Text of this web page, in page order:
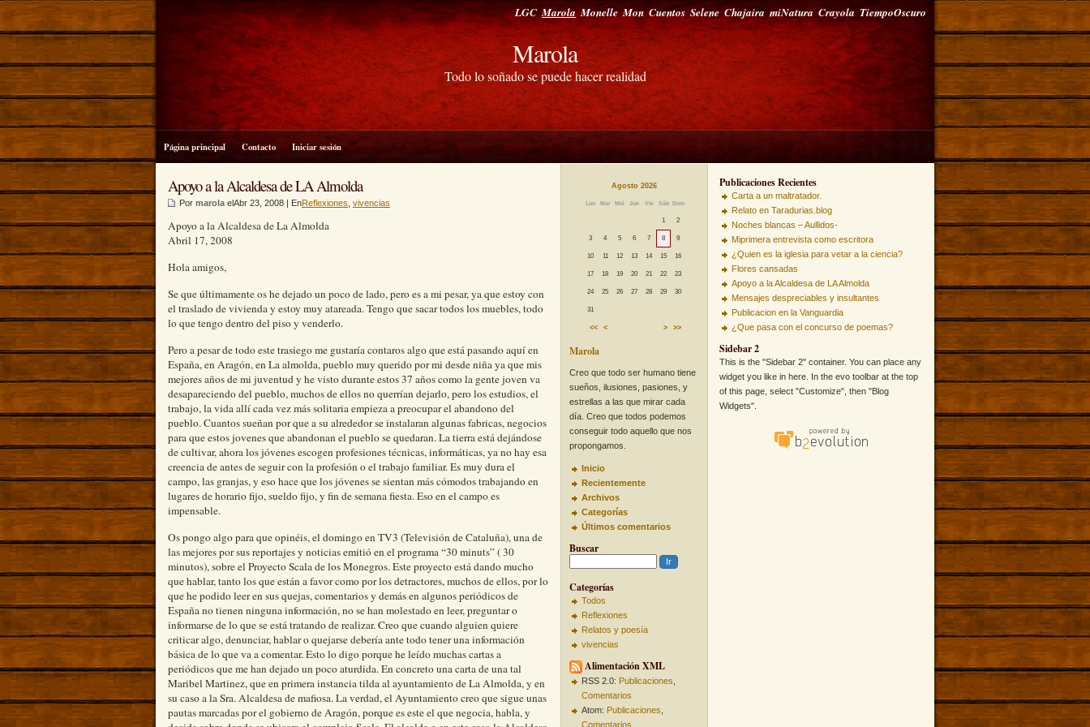
LGC Marola Monelle Mon Cuentos Selene Chajaira miNatura Crayola TiempoOscuro
Marola
Todo lo soñado se puede hacer realidad
Página principal Contacto Iniciar sesión
Agosto 2026
Lun Mar Mié Jue Vie Sáb Dom
1 2
3 4 5 6 7 8 9
10 11 12 13 14 15 16
17 18 19 20 21 22 23
24 25 26 27 28 29 30
31
<< < > >>
Marola
Creo que todo ser humano tiene
sueños, ilusiones, pasiones, y
estrellas a las que mirar cada
día. Creo que todos podemos
conseguir todo aquello que nos
propongamos.
Inicio
Recientemente
Archivos
Categorías
Últimos comentarios
Buscar
Categorías
Todos
vivencias
RSS 2.0:Publicaciones
Comentarios
Atom:Publicaciones
Comentarios
Apoyo a la Alcaldesa de LA
Almolda
Por marolaelAbr 23, 2008 | En
Apoyo a la Alcaldesa de La Almolda
Hola amigos,
Se que últimamente os he dejado un poco de lado, pero es a mi pesar, ya que estoy con
el traslado de vivienda y estoy muy atareada. Tengo que sacar todos los muebles, todo
lo que tengo dentro del piso y venderlo.
Pero a pesar de todo este trasiego me gustaría contaros algo que está pasando aquí en
España, en Aragón, en La almolda, pueblo muy querido por mi desde niña ya que mis
mejores años de mi juventud y he visto durante estos 37 años como la gente joven va
desapareciendo del pueblo, muchos de ellos no querrían dejarlo, pero los estudios, el
trabajo, la vida allí cada vez más solitaria empieza a preocupar el abandono del
pueblo. Cuantos sueñan por que a su alrededor se instalaran algunas fabricas, negocios
para que estos jovenes que abandonan el pueblo se quedaran. La tierra está dejándose
de cultivar, ahora los jóvenes escogen profesiones técnicas, informáticas, ya no hay esa
creencia de antes de seguir con la profesión o el trabajo familiar. Es muy dura el
campo, las granjas, y eso hace que los jóvenes se sientan más cómodos trabajando en
lugares de horario fijo, sueldo fijo, y fin de semana fiesta. Eso en el campo es
impensable.
Os pongo algo para que opinéis, el domingo en TV3 (Televisión de Cataluña), una de
las mejores por sus reportajes y noticias emitió en el programa “30 minuts” ( 30
minutos), sobre el Proyecto Scala de los Monegros. Este proyecto está dando mucho
que hablar, tanto los que están a favor como por los detractores, muchos de ellos, por lo
que he podido leer en sus quejas, comentarios y demás en algunos periódicos de
España no tienen ninguna información, no se han molestado en leer, preguntar o
informarse de lo que se está tratando de realizar. Creo que cuando alguien quiere
criticar algo, denunciar, hablar o quejarse debería ante todo tener una información
básica de lo que va a comentar. Esto lo digo porque he leído muchas cartas a
periódicos que me han dejado un poco aturdida. En concreto una carta de una tal
Maribel Martinez, que en primera instancia tilda al ayuntamiento de La Almolda, y en
Publicaciones Recientes
Carta a un maltratador.
Relato en Taradurias.blog
Noches blancas – Aullidos-
Miprimera entrevista como escritora
¿Quien es la iglesia para vetar a la ciencia?
Flores cansadas
Apoyo a la Alcaldesa de LA Almolda
Mensajes despreciables y insultantes
Publicacion en la Vanguardia
¿Que pasa con el concurso de poemas?
Sidebar 2
This is the "Sidebar 2" container. You can place any
widget you like in here. In the evo toolbar at the top
of this page, select "Customize", then "Blog
Widgets".